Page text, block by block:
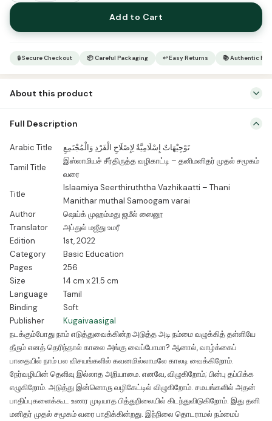
சீர்திருத்த
வழிகாட்டி
-
வரை
Add to Cart
🔒 Secure Checkout 📦 Careful Packaging ↩ Easy Returns 📚 Authentic
About this product
முறைகள் பற்றி எண்ணற்ற குறிப்புகள் அடங்கிய நூல்
Full Description
Arabic Title
تَوْجِيْهَاتٌ إِسْلَامِيَّةٌ لِإِصْلَاحِ الْفَرْدِ وَالْمُجْتَمِعِ
Tamil Title
இஸ்லாமியச் சீர்திருத்த வழிகாட்டி – தனிமனிதர் முதல் சமூகம்
வரை
Title
Islaamiya Seerthiruththa Vazhikaatti – Thani
Manithar muthal Samoogam varai
Author
ஷெய்க் முஹம்மது ஜமீல் ஸைனூ
Translator
அப்துல் மஜீது உமரீ
Edition
1st, 2022
Category
Basic Education
Pages
256
Size
14 cm x 21.5 cm
Language
Tamil
Binding
Soft
Publisher
Kugaivaasigal
நடக்கும்போது நாம் எடுத்துவைக்கின்ற அடுத்த அடி நம்மை வழுக்கித் தள்ளியே
தீரும் எனத் தெரிந்தால் காலை அங்கு வைப்போமா? ஆனால், வாழ்க்கைப்
பாதையில் நாம் பல விசயங்களில் கவனமில்லாமலே காலடி வைக்கிறோம்.
நேர்வழியின் தெளிவு இல்லாத அறியாமை. எனவே, விழுகிறோம்; பின்பு தப்பிக்க
எழுகிறோம். அடுத்து இன்னொரு வழிகேட்டில் விழுகிறோம். சமயங்களில் அதன்
பாதிப்புகளைக்கூட உணர முடியாத பித்துநிலையில் கிடந்துவிடுகிறோம். இது தனி
மனிதர் முதல் சமூகம் வரை பாதிக்கின்றது. இந்நிலை தொடராமல் நம்மைப்